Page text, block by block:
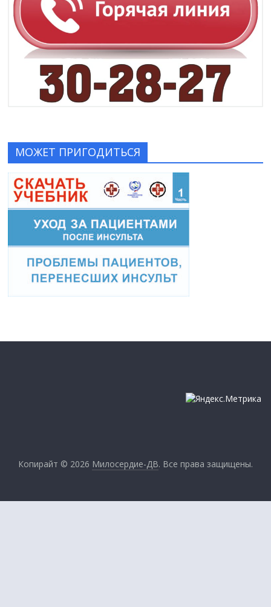
МОЖЕТ ПРИГОДИТЬСЯ
Копирайт © 2026 Милосердие-ДВ. Все права защищены.